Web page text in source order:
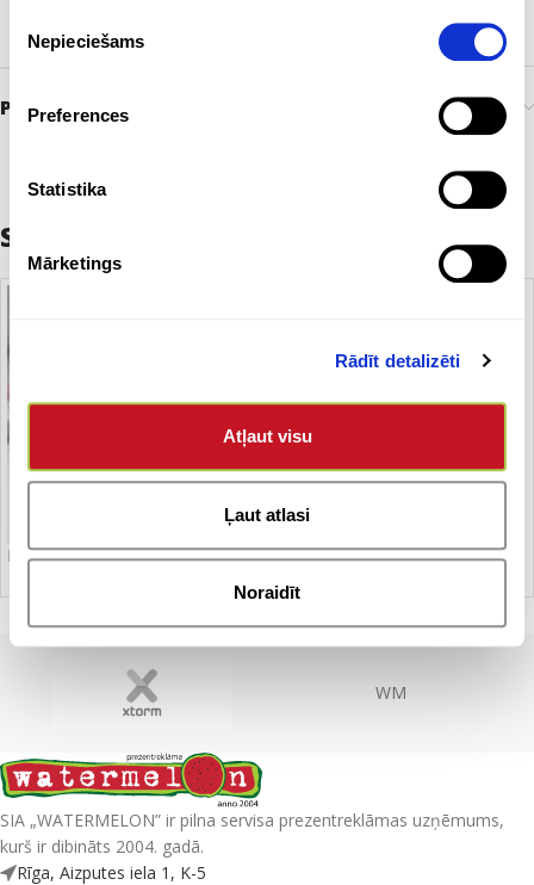
izvēle
Nepieciešams
Preferences
Statistika
Mārketings
Rādīt detalizēti
Atļaut visu
Ļaut atlasi
Noraidīt
ZĪMOLS Bez zīmola
Preces pasūtīšana un piegāde
Saistītie produkti
Piezīmju lapas
WM
SIA „WATERMELON” ir pilna servisa prezentreklāmas uzņēmums,
kurš ir dibināts 2004. gadā.
Rīga, Aizputes iela 1, K-5